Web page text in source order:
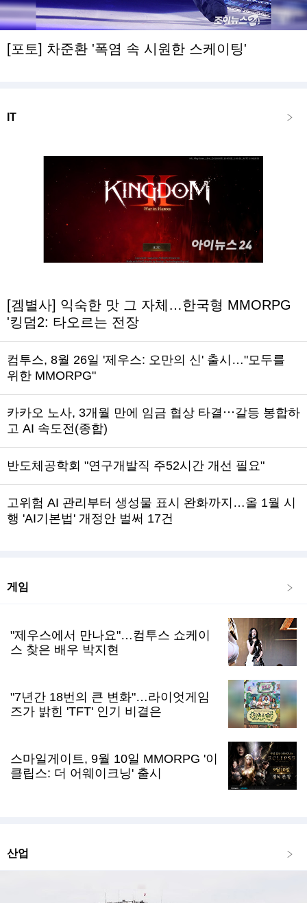
[포토] 차준환 '폭염 속 시원한 스케이팅'
IT
[겜별사] 익숙한 맛 그 자체…한국형 MMORPG
'킹덤2: 타오르는 전장
컴투스, 8월 26일 '제우스: 오만의 신' 출시…"모두를
위한 MMORPG"
카카오 노사, 3개월 만에 임금 협상 타결⋯갈등 봉합하
고 AI 속도전(종합)
반도체공학회 "연구개발직 주52시간 개선 필요"
고위험 AI 관리부터 생성물 표시 완화까지…올 1월 시
행 'AI기본법' 개정안 벌써 17건
게임
"제우스에서 만나요"…컴투스 쇼케이
스 찾은 배우 박지현
"7년간 18번의 큰 변화"…라이엇게임
즈가 밝힌 'TFT' 인기 비결은
스마일게이트, 9월 10일 MMORPG '이
클립스: 더 어웨이크닝' 출시
산업